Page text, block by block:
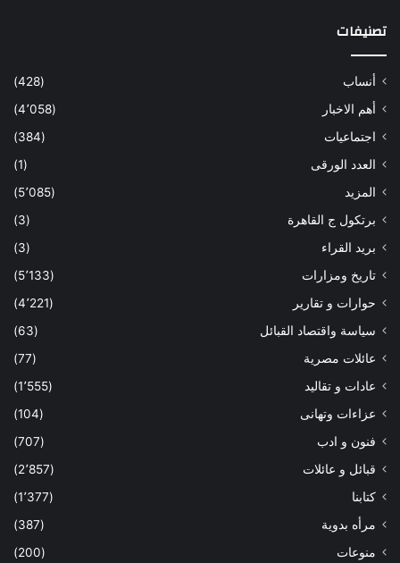
تصنيفات
أنساب
(428)
أهم الاخبار
(4٬058)
اجتماعيات
(384)
العدد الورقى
(1)
المزيد
(5٬085)
برتكول ج القاهرة
(3)
بريد القراء
(3)
تاريخ ومزارات
(5٬133)
حوارات و تقارير
(4٬221)
سياسة واقتصاد القبائل
(63)
عائلات مصرية
(77)
عادات و تقاليد
(1٬555)
عزاءات وتهانى
(104)
فنون و ادب
(707)
قبائل و عائلات
(2٬857)
كتابنا
(1٬377)
مرأه بدوية
(387)
منوعات
(200)